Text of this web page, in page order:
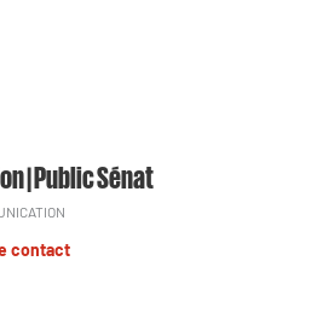
| Public Sénat
contact